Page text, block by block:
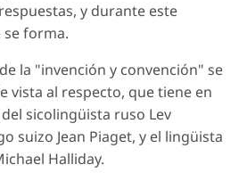
y durante este
se forma.
la "invención y convención" se
vista al respecto, que tiene en
sicolingüista ruso Lev
suizo Jean Piaget, y el lingüista
Halliday.